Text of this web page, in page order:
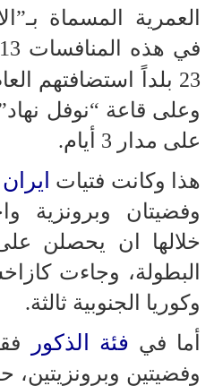
العمرية المسماة
23 بلداً استضافتهم العاصمة اللبنانية
وعلى قاعة “نوفل
على مدار 3 أيام.
هذا وكانت فتيات
ايران
وفضيتان وبرونزية
خلالها ان يحصلن
البطولة، وجاءت
وكوريا الجنوبية ثالثة.
أما في فئة الذكور
وفضيتين وبرونزيتين،